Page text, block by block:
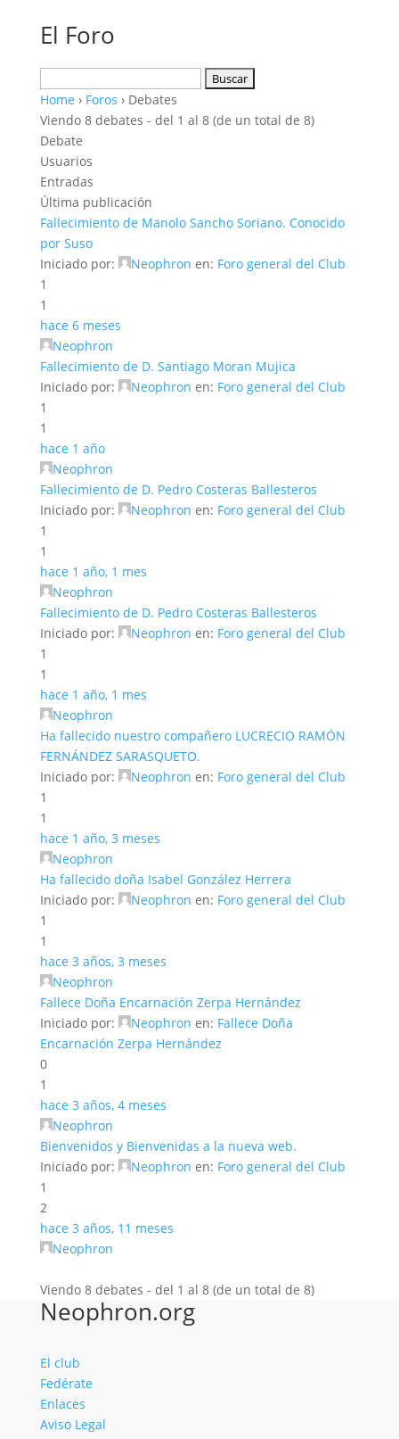
El Foro
Home › Foros › Debates
Viendo 8 debates - del 1 al 8 (de un total de 8)
Debate
Usuarios
Entradas
Última publicación
Fallecimiento de Manolo Sancho Soriano. Conocido
por Suso
Iniciado por:
Neophron en: Foro general del Club
1
1
hace 6 meses
Neophron
Fallecimiento de D. Santiago Moran Mujica
Iniciado por:
Neophron en: Foro general del Club
1
1
hace 1 año
Neophron
Fallecimiento de D. Pedro Costeras Ballesteros
Iniciado por:
Neophron en: Foro general del Club
1
1
hace 1 año, 1 mes
Neophron
Fallecimiento de D. Pedro Costeras Ballesteros
Iniciado por:
Neophron en: Foro general del Club
1
1
hace 1 año, 1 mes
Neophron
Ha fallecido nuestro compañero LUCRECIO RAMÓN
FERNÁNDEZ SARASQUETO.
Iniciado por:
Neophron en: Foro general del Club
1
1
hace 1 año, 3 meses
Neophron
Ha fallecido doña Isabel González Herrera
Iniciado por:
Neophron en: Foro general del Club
1
1
hace 3 años, 3 meses
Neophron
Fallece Doña Encarnación Zerpa Hernández
Iniciado por:
Neophron en: Fallece Doña
Encarnación Zerpa Hernández
0
1
hace 3 años, 4 meses
Neophron
Bienvenidos y Bienvenidas a la nueva web.
Iniciado por:
Neophron en: Foro general del Club
1
2
hace 3 años, 11 meses
Neophron
Viendo 8 debates - del 1 al 8 (de un total de 8)
Neophron.org
El club
Fedérate
Enlaces
Aviso Legal